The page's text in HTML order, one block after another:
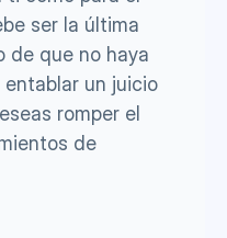
ser la última
de que no haya
un juicio
romper el
de